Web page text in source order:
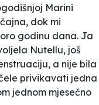
Marini
dok mi
godinu dana. Ja
Nutellu, još
a nije bila
privikavati jedna
jednom mjesečno